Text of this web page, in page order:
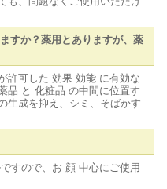
すか？薬用とありますが、薬
許可した 効果 効能 に有効な
品 と 化粧品 の中間に位置す
生成を抑え、シミ、そばかす
すので、お 顔 中心にご使用